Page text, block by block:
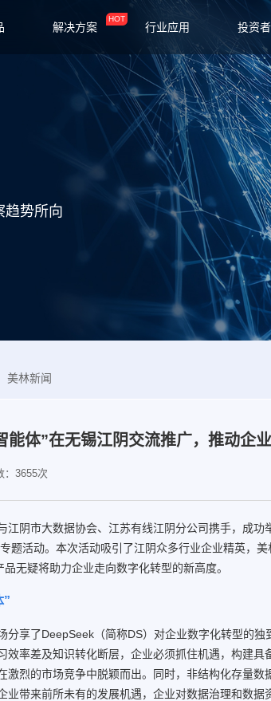
解决方案
HOT
行业应用 投资
趋势所向
美林新闻
能体”在无锡江阴交流推广，推动企
：3655次
江阴市大数据协会、江苏有线江阴分公司携手，成功
题活动。本次活动吸引了江阴众多行业企业精英，
无疑将助力企业走向数字化转型的新高度。
”
分享了DeepSeek（简称DS）对企业数字化转型的独
效率差及知识转化断层，企业必须抓住机遇，构建具
激烈的市场竞争中脱颖而出。同时，非结构化存量数
业带来前所未有的发展机遇，企业对数据治理和数据